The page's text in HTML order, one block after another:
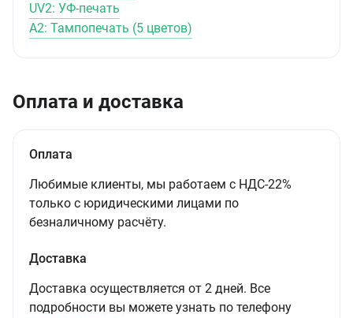
UV2: УФ-печать
A2: Тампопечать (5 цветов)
Оплата и доставка
Оплата
Любимые клиенты, мы работаем с НДС-22%
только с юридическими лицами по
безналичному расчёту.
Доставка
Доставка осуществляется от 2 дней. Все
подробности вы можете узнать по телефону